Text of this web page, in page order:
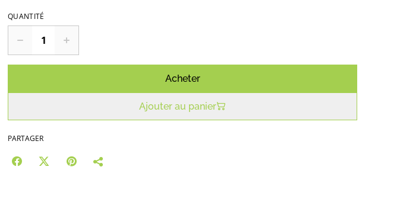
QUANTITÉ
Acheter
Ajouter au panier
PARTAGER